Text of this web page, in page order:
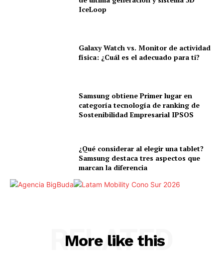
IceLoop
Galaxy Watch vs. Monitor de actividad
física: ¿Cuál es el adecuado para ti?
Samsung obtiene Primer lugar en
categoría tecnología de ranking de
Sostenibilidad Empresarial IPSOS
¿Qué considerar al elegir una tablet?
Samsung destaca tres aspectos que
marcan la diferencia
More like this
RELATED